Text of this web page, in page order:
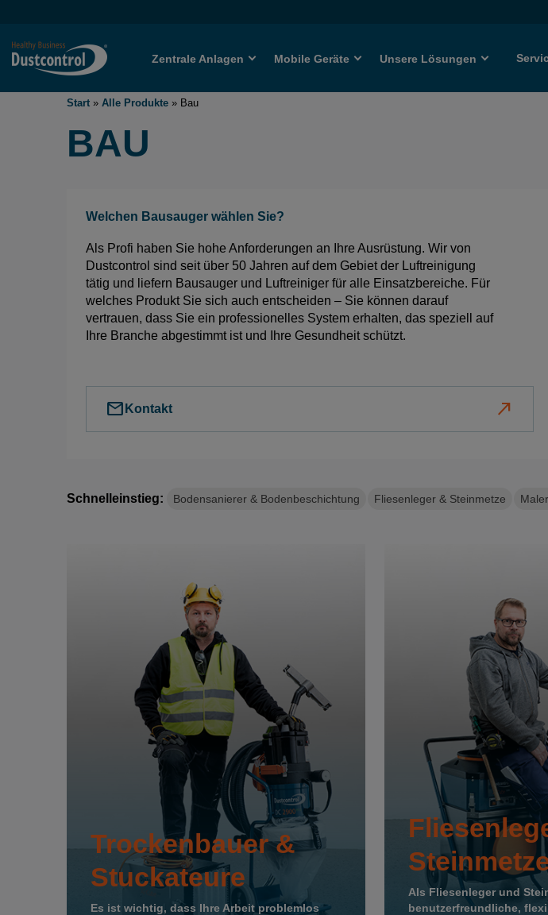
Zentrale Anlagen Mobile Geräte Unsere Lösungen
Start » Alle Produkte » Bau
BAU
Welchen Bausauger wählen Sie?
Als Profi haben Sie hohe Anforderungen an Ihre Ausrüstung. Wir von
Dustcontrol sind seit über 50 Jahren auf dem Gebiet der Luftreinigung
tätig und liefern Bausauger und Luftreiniger für alle Einsatzbereiche. Für
welches Produkt Sie sich auch entscheiden – Sie können darauf
vertrauen, dass Sie ein professionelles System erhalten, das speziell auf
Ihre Branche abgestimmt ist und Ihre Gesundheit schützt.
mail Kontakt north_east
Schnelleinstieg: Bodensanierer & Bodenbeschichtung Fliesenleger & Steinmetze
Trockenbauer &
Stuckateure
Es ist wichtig, dass Ihre Arbeit problemlos
Als Fliesenleger und
benutzerfreundliche,